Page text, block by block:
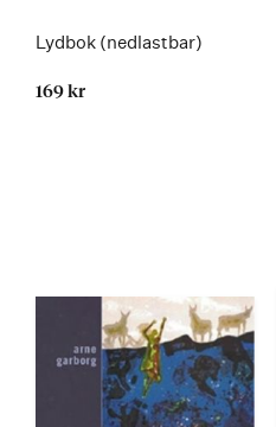
Lydbok (nedlastbar)
169 kr